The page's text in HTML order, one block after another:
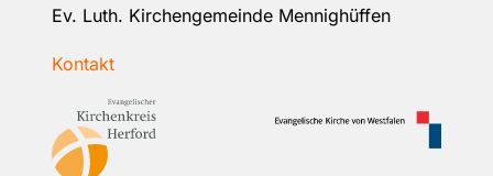
Ev. Luth. Kirchengemeinde Mennighüffen
Kontakt